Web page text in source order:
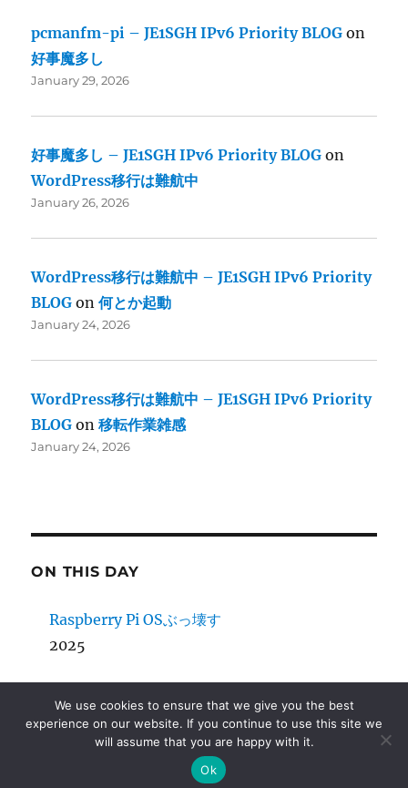
pcmanfm-pi – JE1SGH IPv6 Priority BLOG on
好事魔多し
January 29, 2026
好事魔多し – JE1SGH IPv6 Priority BLOG on
WordPress移行は難航中
January 26, 2026
WordPress移行は難航中 – JE1SGH IPv6 Priority
BLOG on何とか起動
January 24, 2026
WordPress移行は難航中 – JE1SGH IPv6 Priority
BLOG on移転作業雑感
January 24, 2026
ON THIS DAY
Raspberry Pi OSぶっ壊す
2025
2023
We use cookies to ensure that we give you the best
experience on our website. If you continue to use this site we
will assume that you are happy with it.
Ok